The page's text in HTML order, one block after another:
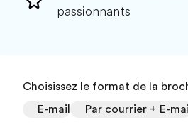
passionnants
Choisissez le format de la
E-mail
Par courrier + E-mail